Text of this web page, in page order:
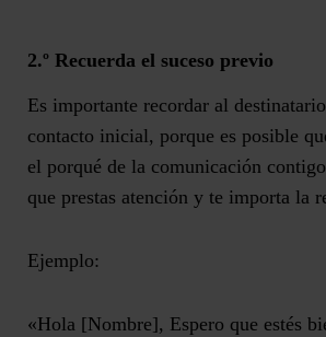
2.º Recuerda el suceso previo
Es importante recordar al destinatario
contacto inicial, porque es posible
el porqué de la comunicación
que prestas atención y te importa la
Ejemplo:
«Hola [Nombre], Espero que estés